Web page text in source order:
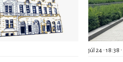
júl 24 ∙ 18:38 ∙